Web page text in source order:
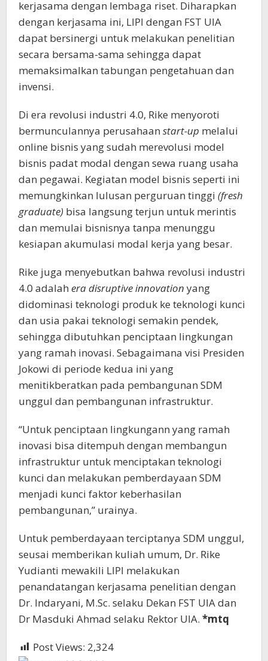
kerjasama dengan lembaga riset. Diharapkan
dengan kerjasama ini, LIPI dengan FST UIA
dapat bersinergi untuk melakukan penelitian
secara bersama-sama sehingga dapat
memaksimalkan tabungan pengetahuan dan
invensi.
Di era revolusi industri 4.0, Rike menyoroti
bermunculannya perusahaan start-up melalui
online bisnis yang sudah merevolusi model
bisnis padat modal dengan sewa ruang usaha
dan pegawai. Kegiatan model bisnis seperti ini
memungkinkan lulusan perguruan tinggi (fresh
graduate) bisa langsung terjun untuk merintis
dan memulai bisnisnya tanpa menunggu
kesiapan akumulasi modal kerja yang besar.
Rike juga menyebutkan bahwa revolusi industri
4.0 adalah eradisruptive innovation yang
didominasi teknologi produk ke teknologi kunci
dan usia pakai teknologi semakin pendek,
sehingga dibutuhkan penciptaan lingkungan
yang ramah inovasi. Sebagaimana visi Presiden
Jokowi di periode kedua ini yang
menitikberatkan pada pembangunan SDM
unggul dan pembangunan infrastruktur.
“Untuk penciptaan lingkungann yang ramah
inovasi bisa ditempuh dengan membangun
infrastruktur untuk menciptakan teknologi
kunci dan melakukan pemberdayaan SDM
menjadi kunci faktor keberhasilan
pembangunan,” urainya.
Untuk pemberdayaan terciptanya SDM unggul,
seusai memberikan kuliah umum, Dr. Rike
Yudianti mewakili LIPI melakukan
penandatangan kerjasama penelitian dengan
Dr. Indaryani, M.Sc. selaku Dekan FST UIA dan
Dr Masduki Ahmad selaku Rektor UIA. *mtq
Post Views: 2,324